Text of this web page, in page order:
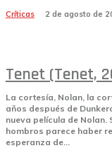
Críticas 2 de agosto de
Tenet (Tenet,
La cortesía, Nolan, la
años después de
nueva película de Nolan.
hombros parece haber
esperanza de...